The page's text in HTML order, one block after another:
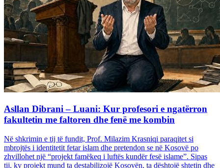
Asllan Dibrani – Luani: Kur profesori e ngatërron
fakultetin me faltoren dhe fenë me kombin
Në shkrimin e tij të fundit, Prof. Milazim Krasniqi paraqitet si
mbrojtës i identitetit fetar islam dhe pretendon se në Kosovë po
zhvillohet një “projekt famëkeq i luftës kundër fesë islame”. Sipas
tij, ky projekt mund ta destabilizojë Kosovën, ta dështojë shtetin dhe